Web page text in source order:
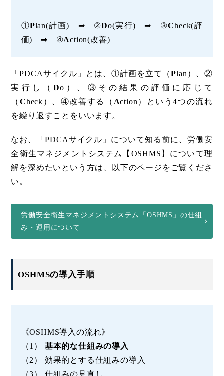
①Plan(計画) ➡ ②Do(実行) ➡ ③Check(評
価) ➡ ④Action(改善)
「PDCAサイクル」とは、①計画を立て（Plan）、②
実行し（Do）、③その結果の評価に応じて
（ Check）、④改善する（ Action）という4つの流れ
を繰り返すこと をいいます。
なお、「PDCAサイクル」について知る前に、労働安
全衛生マネジメントシステム【OSHMS】について理
解を深めたいという方は、以下のページをご覧くださ
い。
労働安全衛生マネジメントシステム「OSHMS」の仕組
み・運用について
OSHMSの導入手順
《OSHMS導入の流れ》
（1） 基本的な仕組みの導入
（2） 効果的とする仕組みの導入